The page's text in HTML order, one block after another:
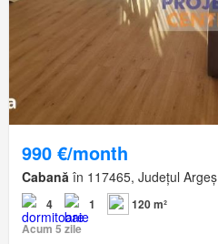
990 €/month
Cabană în 117465, Județul Argeș
4 1
120 m²
Acum 5 zile